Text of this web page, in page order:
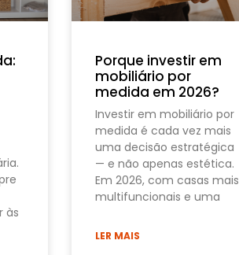
às
Porque investir em
mobiliário por
medida em 2026?
Investir em mobiliário por
medida é cada vez mais
uma decisão estratégica
— e não apenas estética.
Em 2026, com casas mais
multifuncionais e uma
LER MAIS